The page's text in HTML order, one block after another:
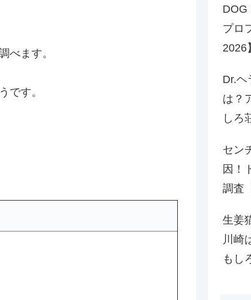
べます。
です。
DOG
プロ
2026】
Dr.ヘ
は？
しろ
セン
因！
調査
生姜
川崎
もし